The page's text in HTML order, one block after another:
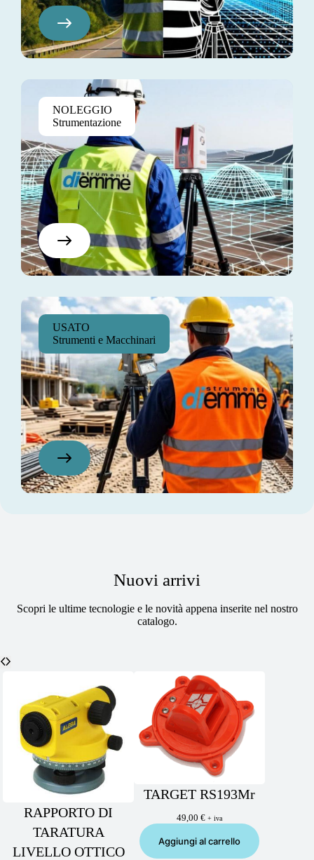
Pretium Elite
$130
NOLEGGIO
Strumentazione
USATO
Strumenti e Macchinari
Nuovi arrivi
Scopri le ultime tecnologie e le novità appena inserite nel nostro
catalogo.
RAPPORTO DI
TARATURA
LIVELLO OTTICO
TARGET RS193Mr
49,00 € + iva
Aggiungi al carrello